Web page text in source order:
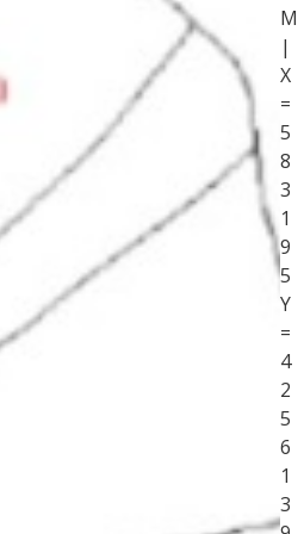
M
|
X
=
5
8
3
1
9
5
Y
=
4
2
5
6
1
3